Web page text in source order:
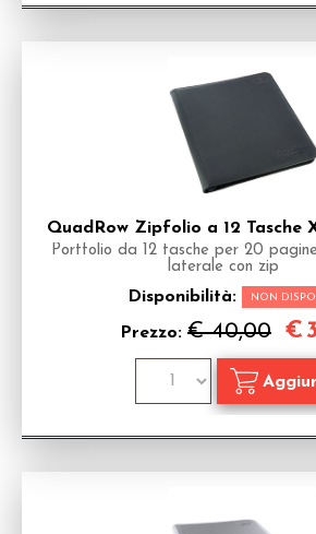
QuadRow Zipfolio a 12 Tasche
Portfolio da 12 tasche per 20
laterale con zip
Disponibilità: NON
Prezzo: € 40,00 €